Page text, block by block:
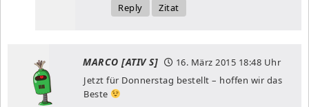
Reply Zitat
MARCO [ATIV S] 16. März 2015 18:48 Uhr
Jetzt für Donnerstag bestellt – hoffen wir das
Beste